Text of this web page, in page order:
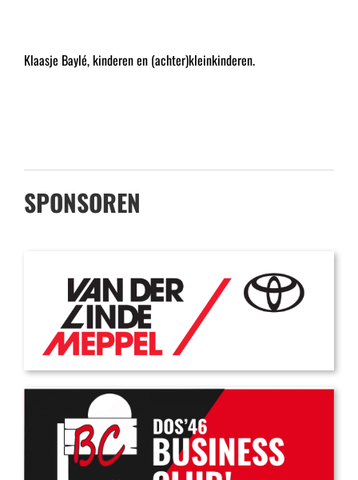
Klaasje Baylé, kinderen en (achter)kleinkinderen.
SPONSOREN